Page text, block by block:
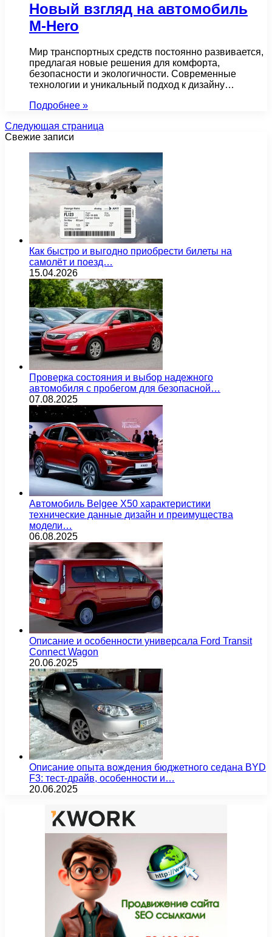
Новый взгляд на автомобиль
M-Hero
Мир транспортных средств постоянно развивается,
предлагая новые решения для комфорта,
безопасности и экологичности. Современные
технологии и уникальный подход к дизайну…
Подробнее »
Следующая страница
Свежие записи
Как быстро и выгодно приобрести билеты на
самолёт и поезд…
15.04.2026
Проверка состояния и выбор надежного
автомобиля с пробегом для безопасной…
07.08.2025
Автомобиль Belgee X50 характеристики
технические данные дизайн и преимущества
модели…
06.08.2025
Описание и особенности универсала Ford Transit
Connect Wagon
20.06.2025
Описание опыта вождения бюджетного седана BYD
F3: тест-драйв, особенности и…
20.06.2025